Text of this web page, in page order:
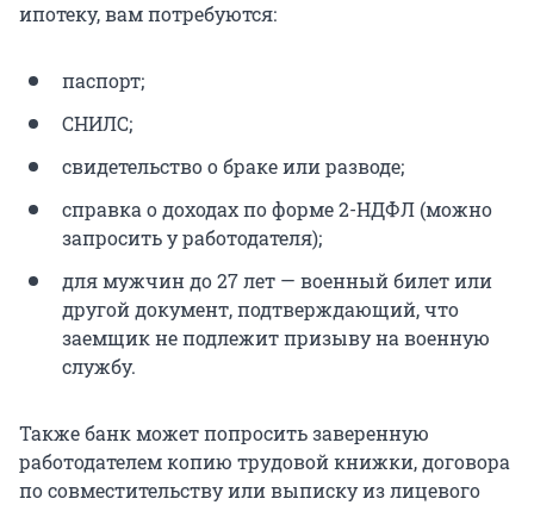
ипотеку, вам потребуются:
паспорт;
СНИЛС;
свидетельство о браке или разводе;
справка о доходах по форме 2-НДФЛ (можно
запросить у работодателя);
для мужчин до 27 лет — военный билет или
другой документ, подтверждающий, что
заемщик не подлежит призыву на военную
службу.
Также банк может попросить заверенную
работодателем копию трудовой книжки, договора
по совместительству или выписку из лицевого